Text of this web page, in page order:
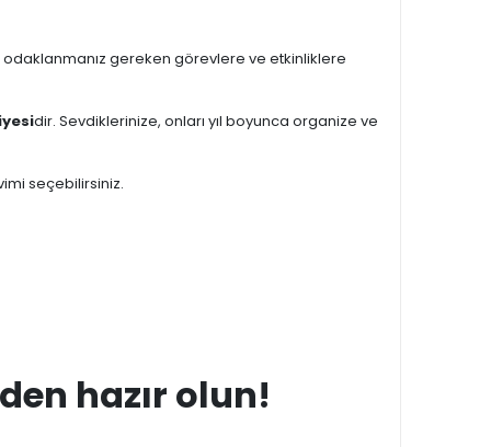
gereken görevlere ve etkinliklere
dir. Sevdiklerinize, onları yıl boyunca organize ve
seçebilirsiniz.
hazır olun!